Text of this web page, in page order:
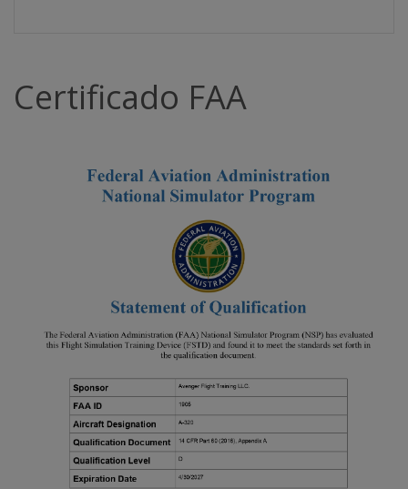
Certificado FAA